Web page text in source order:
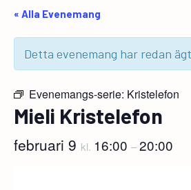
« Alla Evenemang
Detta evenemang har redan
Evenemangs-serie: Kristelefon
Mieli Kristelefon
februari 9 kl. 16:00 –20:00